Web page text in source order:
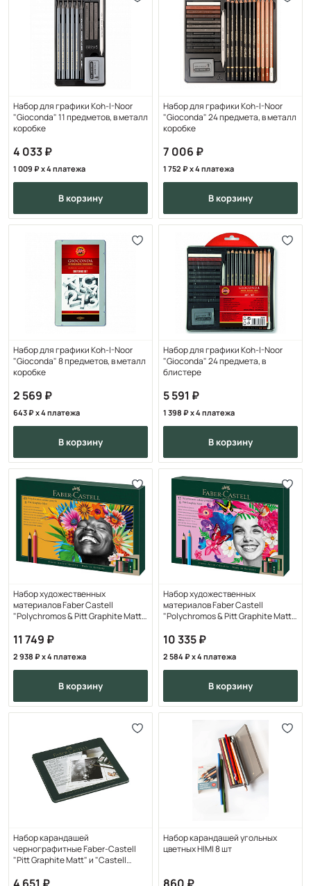
Набор для графики Koh-I-Noor
"Gioconda" 11 предметов, в металл
коробке
4 033
1 009 x 4 платежа
в корзину
Набор для графики Koh-I-Noor
"Gioconda" 24 предмета, в металл
коробке
7 006
1 752 x 4 платежа
в корзину
Набор для графики Koh-I-Noor
"Gioconda" 8 предметов, в металл
коробке
2 569
643 x 4 платежа
в корзину
Набор для графики Koh-I-Noor
"Gioconda" 24 предмета, в
блистере
5 591
1 398 x 4 платежа
в корзину
Набор художественных
материалов Faber Castell
"Polychromos & Pitt Graphite Matt ",
11 749
2 938 x 4 платежа
в корзину
Набор художественных
материалов Faber Castell
"Polychromos & Pitt Graphite Matt ",
10 335
2 584 x 4 платежа
в корзину
Набор карандашей
чернографитные Faber-Castell
"Pitt Graphite Matt" и "Castell
Набор карандашей угольных
цветных HIMI 8 шт